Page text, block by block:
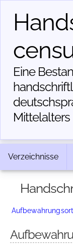
Eine
Mittelalters
Verzeichnisse
Aufbewahrungsort